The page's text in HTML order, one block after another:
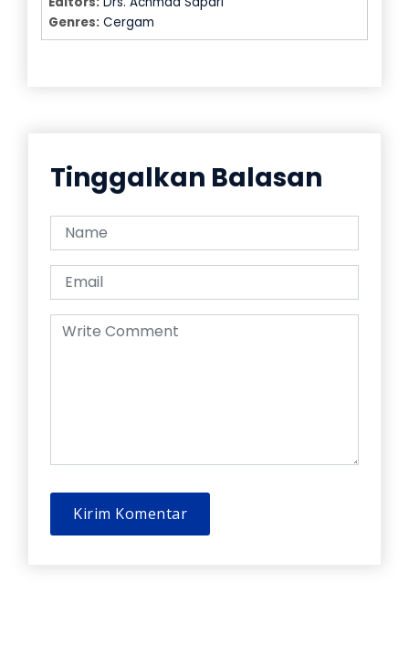
Genres: Cergam
Tinggalkan Balasan